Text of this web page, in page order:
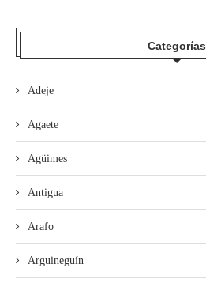
Categorías
Adeje
Agaete
Agüimes
Antigua
Arafo
Arguineguín